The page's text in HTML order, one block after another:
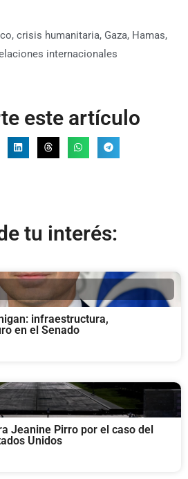
, crisis humanitaria, Gaza, Hamas,
internacionales
este artículo
tu interés:
infraestructura,
en el Senado
Jeanine Pirro por el caso del
Unidos